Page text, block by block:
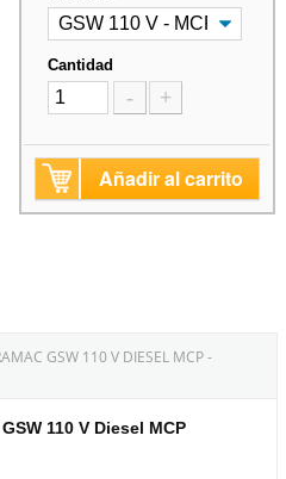
Cantidad
- +
Añadir al carrito
GSW 110 V DIESEL MCP -
110 V Diesel MCP